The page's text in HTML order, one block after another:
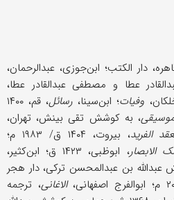
دار الکتب؛ ابن‌جوزی، عبدالرحمان،
عطا و مصطفى عبدالقادر عطا،
وفیات؛ ابن‌سینا، رسائل
، قم، ۱۴۰۰
، به کوشش تقی ‌بینش، تهران،
الفرید
، بیروت، ۱۴۰۴ ق/ ۱۹۸۳ م؛
الابصار
، ابوظبی، ۱۴۲۳ ق؛ ابن‌کثیر،
بن عبدالمحسن ترکی، دار هجر
الاغانی، ترجمه